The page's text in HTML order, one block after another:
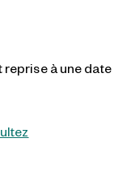
à une date